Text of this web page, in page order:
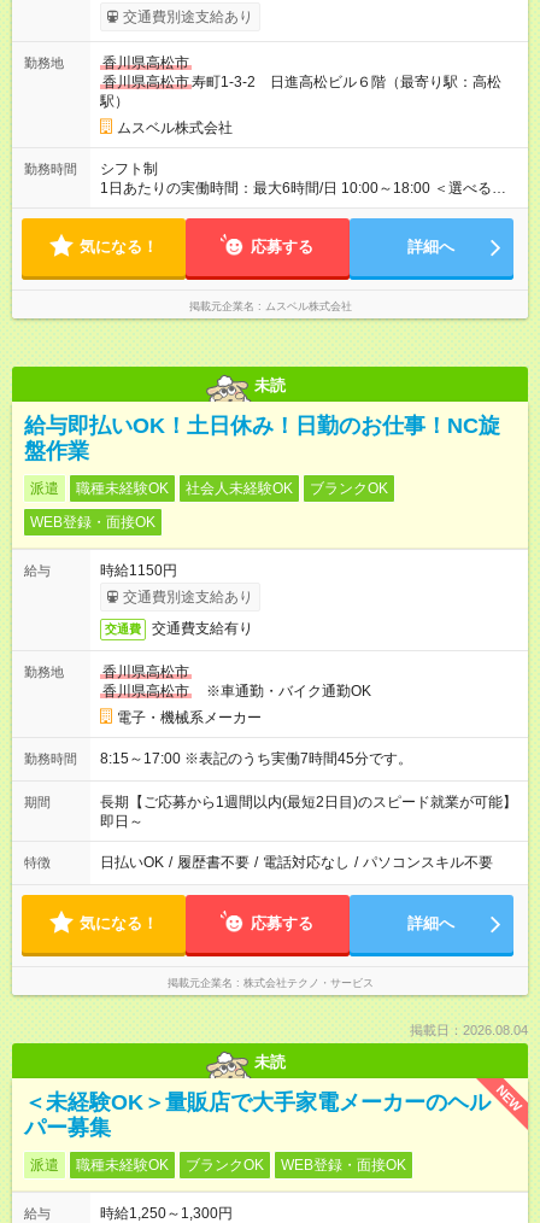
ます。 《成果に応じたインセンティブ支給例》 テレアポ未経
験、入社5ヶ月目の女性パートさんが、時給に加えて、月7万円
果・貢献に応じた報酬制度が導入されています。 ※試用期間は3
ヶ月で、その間は有期契約です。そのほかの条件に変更はあり
ません。 【試用期間】試用期間あり 試用期間の長さ：2ヶ月
※ 雇用形態と給与に、本採用時と異なる部分があります。 雇用
形態：中途採用（契約社員） 給与：本採用時と同じです。 ※試
用期間は2ヶ月で、その間は有期契約です。そのほかの条件に変
更はありません。 ※月所定労働時間が110時間未満の方は試用期
交通費別途支給あり
勤務地
香川県高松市
香川県高松市寿町1-3-2 日進高松ビル６階（最寄り駅：高松
駅）
ムスベル株式会社
勤務時間
シフト制
1日あたりの実働時間：最大6時間/日 10:00～18:00 ＜選べるシ
フト＞ (1)10:00～16:00 (2)10:00～17:00 (3)10:00～18:00 ◎
（希望シフト制） ◎原則定時退社／残業はほとんどありませ
気になる！ 応募する 詳細へ
掲載元企業名 ムスベル株式会社
未読
給与即払いOK！土日休み！日勤のお仕事！NC旋
盤作業
派遣 職種未経験OK 社会人未経験OK
ブランクOK
WEB登録・面接OK
給与
時給1150円
交通費別途支給あり
交通費 交通費支給有り
勤務地
香川県高松市
香川県高松市
※車通勤・バイク通勤OK
電子・機械系メーカー
勤務時間 8:15～17:00 ※表記のうち実働7時間45分です。
期間
長期【ご応募から1週間以内(最短2日目)のスピード就業が可能】
即日～
特徴 日払いOK / 履歴書不要 / 電話対応なし / パソコンスキル不要
気になる！ 応募する 詳細へ
掲載元企業名 株式会社テクノ・サービス
掲載日：2026.08.04
未読
NEW
＜未経験OK＞量販店で大手家電メーカーのヘル
パー募集
派遣 職種未経験OK ブランクOK WEB登録・面接OK
給与
時給1,250～1,300円